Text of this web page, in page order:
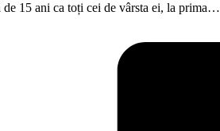
de 15 ani ca toți cei de vârsta ei, la prima…